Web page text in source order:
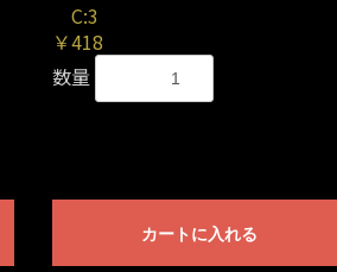
C:3
￥418
数量
カートに入れる